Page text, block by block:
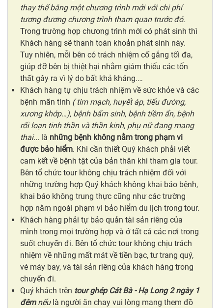
thay thế bằng một chương trình mới với chi phí
tương đương chương trình tham quan trước đó.
Trong trường hợp chương trình mới có phát sinh thì
Khách hàng sẽ thanh toán khoản phát sinh này.
Tuy nhiên, mỗi bên có trách nhiệm cố gắng tối đa,
giúp đỡ bên bị thiệt hại nhằm giảm thiểu các tổn
thất gây ra vì lý do bất khả kháng.…
Khách hàng tự chịu trách nhiệm về sức khỏe và các
bệnh mãn tính ( tim mạch, huyết áp, tiểu đường,
xương khớp…), bệnh bẩm sinh, bệnh tiềm ẩn, bệnh
rối loạn tinh thần và thần kinh, phụ nữ đang mang
thai... là những bệnh không nằm trong phạm vi
được bảo hiểm. Khi cần thiết Quý khách phải viết
cam kết về bệnh tật của bản thân khi tham gia tour.
Bên tổ chức tour không chịu trách nhiệm đối với
những trường hợp Quý khách không khai báo bệnh,
khai báo không trung thực cũng như các trường
hợp nằm ngoài phạm vi bảo hiểm du lịch trong tour.
Khách hàng phải tự bảo quản tài sản riêng của
mình trong mọi trường hợp và ở tất cả các nơi trong
suốt chuyến đi. Bên tổ chức tour không chịu trách
nhiệm về những mất mát về tiền bạc, tư trang quý,
vé máy bay, và tài sản riêng của khách hàng trong
chuyến đi.
Quý khách trên tour ghép Cát Bà - Hạ Long 2 ngày 1
đêmnếulà người ăn chay vui lòng mang them đồ